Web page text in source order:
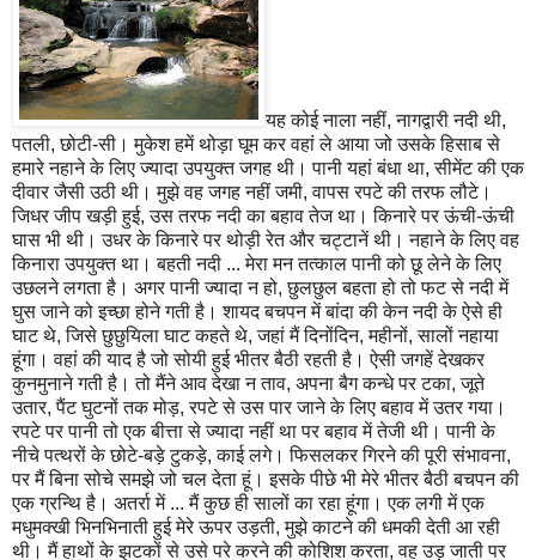
यह कोई नाला नहीं, नागद्वारी नदी थी,
पतली, छोटी-सी। मुकेश हमें थोड़ा घूम कर वहां ले आया जो उसके हिसाब से
हमारे नहाने के लिए ज्यादा उपयुक्त जगह थी। पानी यहां बंधा था, सीमेंट की एक
दीवार जैसी उठी थी। मुझे वह जगह नहीं जमी, वापस रपटे की तरफ लौटे।
जिधर जीप खड़ी हुई, उस तरफ नदी का बहाव तेज था। किनारे पर ऊंची-ऊंची
घास भी थी। उधर के किनारे पर थोड़ी रेत और चट्टानें थी। नहाने के लिए वह
किनारा उपयुक्त था। बहती नदी ... मेरा मन तत्काल पानी को छू लेने के लिए
उछलने लगता है। अगर पानी ज्यादा न हो, छुलछुल बहता हो तो फट से नदी में
घुस जाने को इच्छा होने गती है। शायद बचपन में बांदा की केन नदी के ऐसे ही
घाट थे, जिसे छुछुयिला घाट कहते थे, जहां मैं दिनोंदिन, महीनों, सालों नहाया
हूंगा। वहां की याद है जो सोयी हुई भीतर बैठी रहती है। ऐसी जगहें देखकर
कुनमुनाने गती है। तो मैंने आव देखा न ताव, अपना बैग कन्धे पर टका, जूते
उतार, पैंट घुटनों तक मोड़, रपटे से उस पार जाने के लिए बहाव में उतर गया।
रपटे पर पानी तो एक बीत्ता से ज्यादा नहीं था पर बहाव में तेजी थी। पानी के
नीचे पत्थरों के छोटे-बड़े टुकड़े, काई लगे। फिसलकर गिरने की पूरी संभावना,
पर मैं बिना सोचे समझे जो चल देता हूं। इसके पीछे भी मेरे भीतर बैठी बचपन की
एक ग्रन्थि है। अतर्रा में ... मैं कुछ ही सालों का रहा हूंगा। एक लगी में एक
मधुमक्खी भिनभिनाती हुई मेरे ऊपर उड़ती, मुझे काटने की धमकी देती आ रही
थी। मैं हाथों के झटकों से उसे परे करने की कोशिश करता, वह उड़ जाती पर